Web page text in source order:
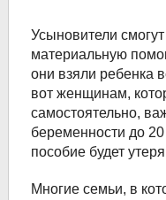
Усыновители
материальную
они взяли ребенка
вот женщинам,
самостоятельно,
беременности до
пособие будет
Многие семьи, в